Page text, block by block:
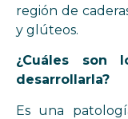
región de
y glúteos.
¿Cuáles son
desarrollarla?
Es una